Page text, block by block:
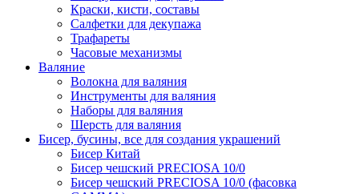
Краски, кисти, составы
Салфетки для декупажа
Трафареты
Часовые механизмы
Валяние
Волокна для валяния
Инструменты для валяния
Наборы для валяния
Шерсть для валяния
Бисер, бусины, все для создания украшений
Бисер Китай
Бисер чешский PRECIOSA 10/0
Бисер чешский PRECIOSA 10/0 (фасовка